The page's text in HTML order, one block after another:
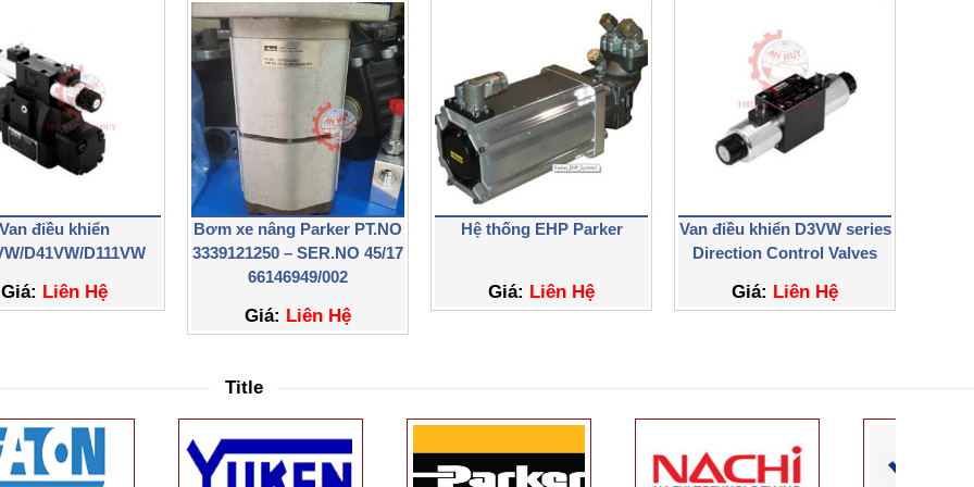
Van điều khiển
D41VW/D111VW
Giá: Liên Hệ
Bơm xe nâng Parker PT.NO
3339121250 – SER.NO 45/17
66146949/002
Giá: Liên Hệ
Hệ thống EHP Parker
Giá: Liên Hệ
Van điều khiển D3VW series
Direction Control Valves
Giá: Liên Hệ
Title